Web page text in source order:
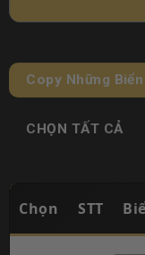
Copy Những
CHỌN TẤT CẢ
Chọn STT